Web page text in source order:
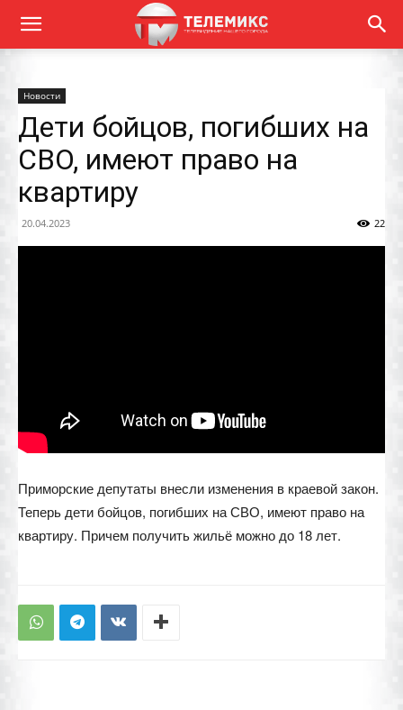
Новости
Дети бойцов, погибших на
СВО, имеют право на
квартиру
20.04.2023 22
Приморские депутаты внесли изменения в краевой закон.
Теперь дети бойцов, погибших на СВО, имеют право на
квартиру. Причем получить жильё можно до 18 лет.